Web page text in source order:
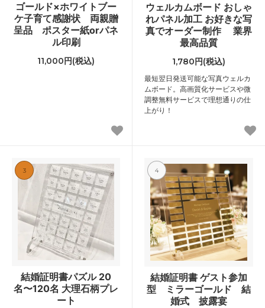
ゴールド×ホワイトブー
ケ子育て感謝状 両親贈
呈品 ポスター紙orパネ
ル印刷
11,000円(税込)
ウェルカムボード おしゃ
れパネル加工 お好きな写
真でオーダー制作 業界
最高品質
1,780円(税込)
最短翌日発送可能な写真ウェルカ
ムボード。高画質化サービスや微
調整無料サービスで理想通りの仕
上がり！
3
結婚証明書パズル 20
名〜120名 大理石柄プレ
ート
4
結婚証明書 ゲスト参加
型 ミラーゴールド 結
婚式 披露宴